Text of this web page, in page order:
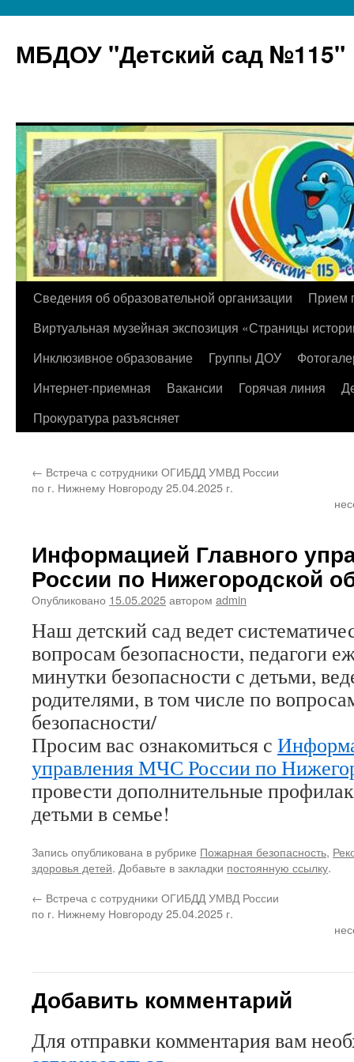
МБДОУ "Детский сад №115"
Перейти
содержимому
Сведения об образовательной организации
Прием
Виртуальная музейная экспозиция «Страницы
Инклюзивное образование
Группы ДОУ
Интернет-приемная
Вакансии Горячая линия
Прокуратура разъясняет
← Встреча с сотрудники ОГИБДД УМВД России
по г. Нижнему Новгороду 25.04.2025 г.
Информацией Главного
России по Нижегородской
Опубликовано 15.05.2025автором admin
Наш детский сад ведет
вопросам безопасности, педагоги
минутки безопасности с детьми,
родителями, в том числе по
безопасности/
Просим вас ознакомиться с
управления МЧС России по
провести дополнительные
детьми в семье!
Запись опубликована в рубрике Пожарная безопасность,
здоровья детей. Добавьте в закладки постоянную ссылку.
← Встреча с сотрудники ОГИБДД УМВД России
по г. Нижнему Новгороду 25.04.2025 г.
Добавить комментарий
Для отправки комментария вам